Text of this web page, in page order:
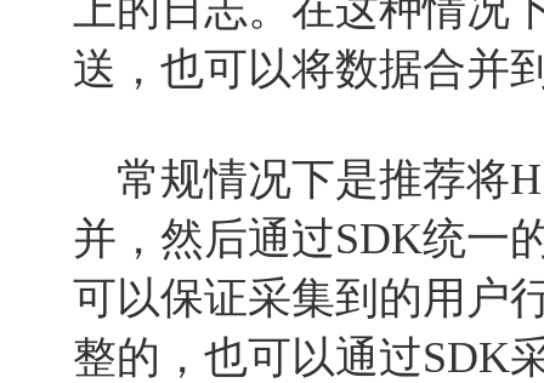
上的日志。在这种情况
送，也可以将数据合并
常规情况下是推荐将
并，然后通过SDK统一
可以保证采集到的用户
整的，也可以通过SDK